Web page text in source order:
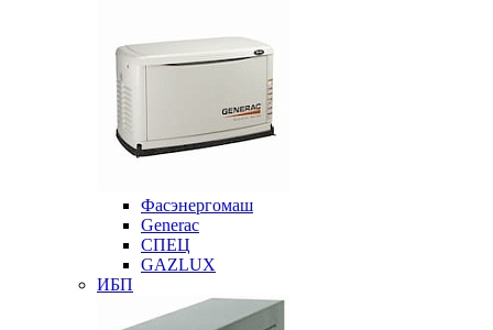
Фасэнергомаш
Generac
СПЕЦ
GAZLUX
ИБП